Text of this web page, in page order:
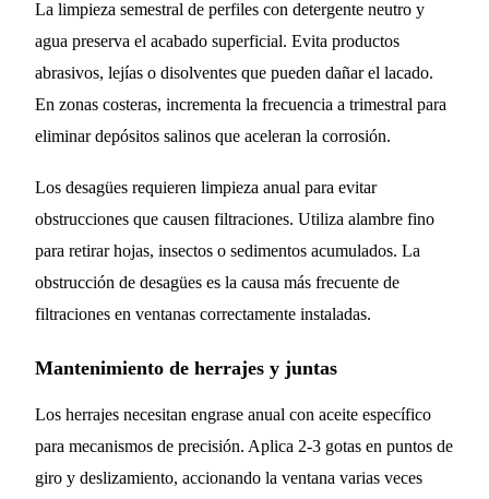
La limpieza semestral de perfiles con detergente neutro y
agua preserva el acabado superficial. Evita productos
abrasivos, lejías o disolventes que pueden dañar el lacado.
En zonas costeras, incrementa la frecuencia a trimestral para
eliminar depósitos salinos que aceleran la corrosión.
Los desagües requieren limpieza anual para evitar
obstrucciones que causen filtraciones. Utiliza alambre fino
para retirar hojas, insectos o sedimentos acumulados. La
obstrucción de desagües es la causa más frecuente de
filtraciones en ventanas correctamente instaladas.
Mantenimiento de herrajes y juntas
Los herrajes necesitan engrase anual con aceite específico
para mecanismos de precisión. Aplica 2-3 gotas en puntos de
giro y deslizamiento, accionando la ventana varias veces